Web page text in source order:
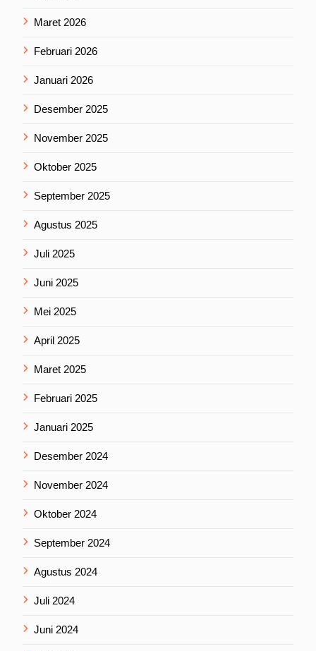
Maret 2026
Februari 2026
Januari 2026
Desember 2025
November 2025
Oktober 2025
September 2025
Agustus 2025
Juli 2025
Juni 2025
Mei 2025
April 2025
Maret 2025
Februari 2025
Januari 2025
Desember 2024
November 2024
Oktober 2024
September 2024
Agustus 2024
Juli 2024
Juni 2024